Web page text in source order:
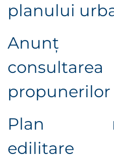
planului
Anunţ
Plan
edilitare